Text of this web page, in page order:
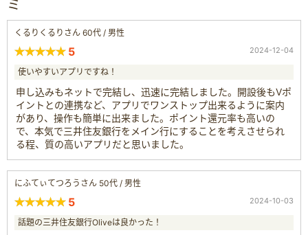
ミ
くるりくるりさん 60代 / 男性
5 2024-12-04
使いやすいアプリですね！
申し込みもネットで完結し、迅速に完結しました。開設後もVポ
イントとの連携など、アプリでワンストップ出来るように案内
があり、操作も簡単に出来ました。ポイント還元率も高いの
で、本気で三井住友銀行をメイン行にすることを考えさせられ
る程、質の高いアプリだと思いました。
にふてぃてつろうさん 50代 / 男性
5 2024-10-03
話題の三井住友銀行Oliveは良かった！